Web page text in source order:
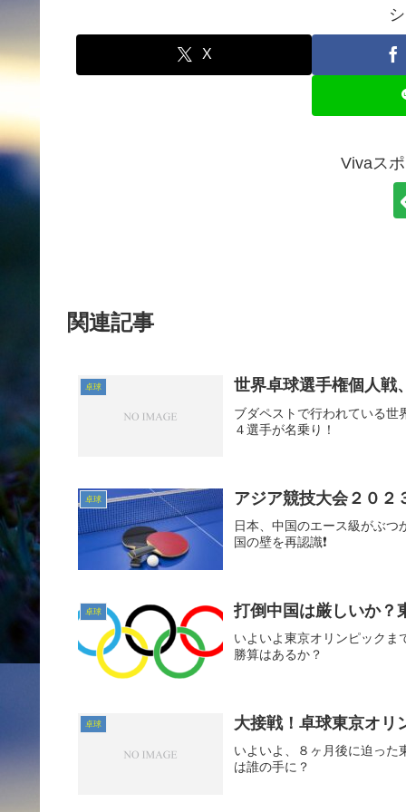
X
Vivaス
関連記事
卓球 世界卓球選手権個人戦
ブダペストで行われている世
４選手が名乗り！
卓球 アジア競技大会２０２
日本、中国のエース級がぶ
国の壁を再認識❗
卓球 打倒中国は厳しいか？
いよいよ東京オリンピックま
勝算はあるか？
卓球 大接戦！卓球東京オリ
いよいよ、８ヶ月後に迫った
は誰の手に？